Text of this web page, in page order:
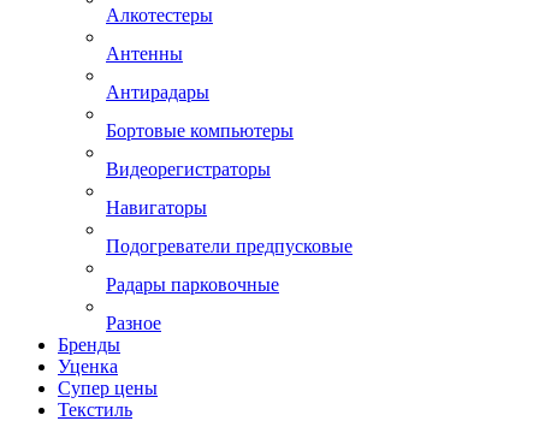
Алкотестеры
Антенны
Антирадары
Бортовые компьютеры
Видеорегистраторы
Навигаторы
Подогреватели предпусковые
Радары парковочные
Разное
Бренды
Уценка
Супер цены
Текстиль